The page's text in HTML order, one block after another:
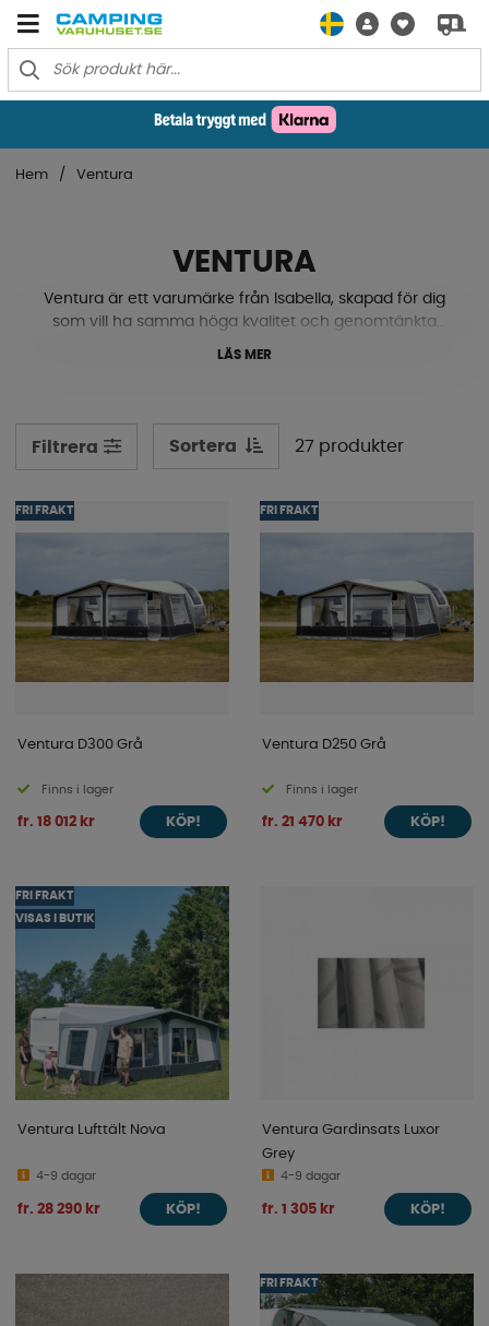
Hem Ventura
VENTURA
Ventura är ett varumärke från Isabella, skapad för dig
som vill ha samma höga kvalitet och genomtänkta
design - men i en lättare och mer prisvärd form.
montering. Tälten är utvecklade med samma omsorg
och erfarenhet som gjort Isabella till ett av Europas mest
många års campingglädje.
Ventura - pålitlig komfort från Isabella.
LÄS MER
Filtrera Sortera 27 produkter
FRI FRAKT
Ventura D300 Grå
Finns i lager
fr. 18 012 kr KÖP!
FRI FRAKT
Ventura D250 Grå
Finns i lager
fr. 21 470 kr KÖP!
FRI FRAKT
VISAS I BUTIK
Ventura Lufttält Nova
4-9 dagar
fr. 28 290 kr KÖP!
Ventura Gardinsats Luxor
Grey
4-9 dagar
fr. 1 305 kr KÖP!
FRI FRAKT